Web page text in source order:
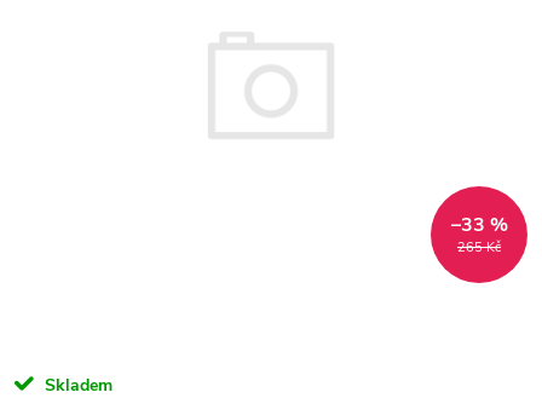
265 Kč
–33 %
Skladem